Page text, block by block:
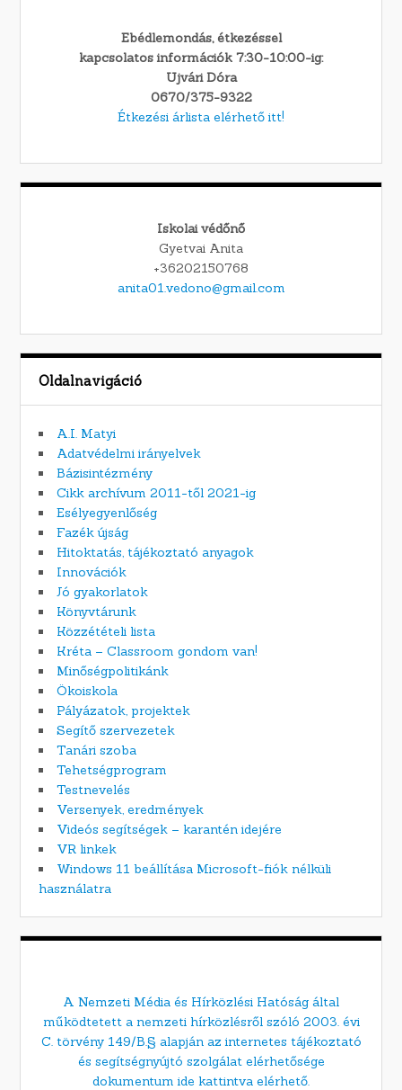
Ebédlemondás, étkezéssel
kapcsolatos információk 7:30-10:00-ig:
Ujvári Dóra
0670/375-9322
Étkezési árlista elérhető itt!
Iskolai védőnő
Gyetvai Anita
+36202150768
anita01.vedono@gmail.com
Oldalnavigáció
A.I. Matyi
Adatvédelmi irányelvek
Bázisintézmény
Cikk archívum 2011-től 2021-ig
Esélyegyenlőség
Fazék újság
Hitoktatás, tájékoztató anyagok
Innovációk
Jó gyakorlatok
Könyvtárunk
Közzétételi lista
Kréta – Classroom gondom van!
Minőségpolitikánk
Ökoiskola
Pályázatok, projektek
Segítő szervezetek
Tanári szoba
Tehetségprogram
Testnevelés
Versenyek, eredmények
Videós segítségek – karantén idejére
VR linkek
Windows 11 beállítása Microsoft-fiók nélküli
használatra
A Nemzeti Média és Hírközlési Hatóság által
működtetett a nemzeti hírközlésről szóló 2003. évi
C. törvény 149/B.§ alapján az internetes tájékoztató
és segítségnyújtó szolgálat elérhetősége
dokumentum ide kattintva elérhető.